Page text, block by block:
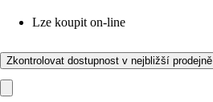
Lze koupit on-line
Zkontrolovat dostupnost v nejbližší prodejně